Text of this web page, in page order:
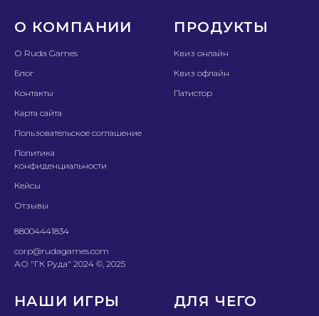
Блог
Карта сайта
Пользовательское соглашение
Политика
конфиденциальности
Кейсы
Отзывы
АО "ГК Руда" 2024 ©, 2025
Квиз офлайн
НАШИ ИГРЫ
Туц Туц QUIZ
Для детского праздника